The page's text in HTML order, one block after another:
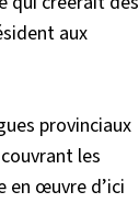
aux
provinciaux
les
en œuvre d’ici